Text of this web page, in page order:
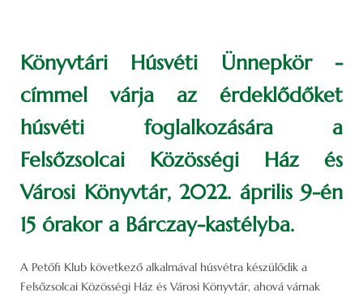
Könyvtári Húsvéti Ünnepkör -
címmel várja az érdeklődőket
húsvéti foglalkozására a
Felsőzsolcai Közösségi Ház és
Városi Könyvtár, 2022. április 9-én
15 órakor a Bárczay-kastélyba.
A Petőfi Klub következő alkalmával húsvétra készülődik a
Felsőzsolcai Közösségi Ház és Városi Könyvtár, ahová várnak